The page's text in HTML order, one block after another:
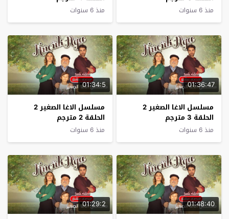
منذ 6 سنوات منذ 6 سنوات
01:36:47
مسلسل الاغا الصغير 2
الحلقة 3 مترجم
منذ 6 سنوات
01:34:5
مسلسل الاغا الصغير 2
الحلقة 2 مترجم
منذ 6 سنوات
01:48:40
01:29:2